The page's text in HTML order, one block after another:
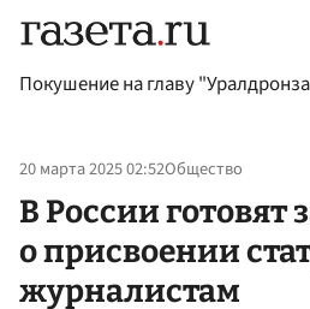
Покушение на главу
20 марта 2025 02:52Общество
В России готовят
о присвоении
журналистам